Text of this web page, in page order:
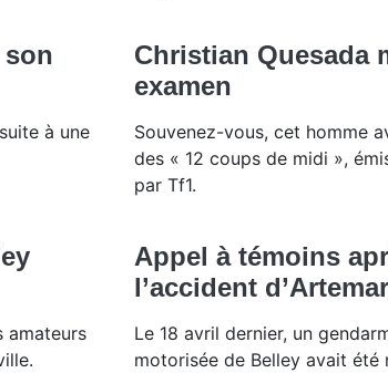
son
à une
Christian Quesada
examen
Souvenez-vous, cet homme
des « 12 coups de midi »,
par Tf1.
amateurs
Appel à témoins
l’accident
Le 18 avril dernier, un
motorisée de Belley avait été